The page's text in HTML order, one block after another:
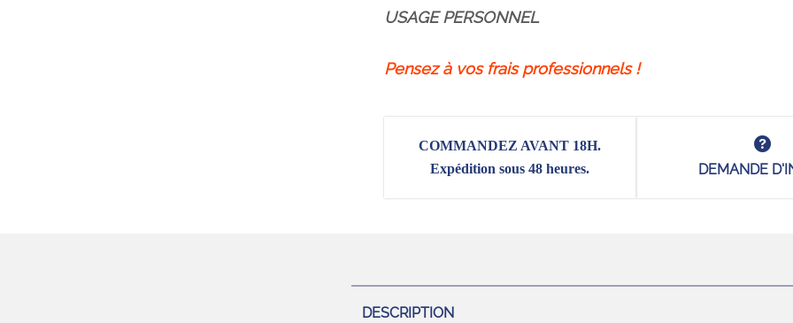
USAGE PERSONNEL
Pensez à vos frais professionnels !
COMMANDEZ AVANT 18H.
Expédition sous 48 heures.
DEMANDE
DESCRIPTION